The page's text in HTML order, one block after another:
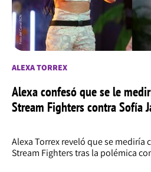
ALEXA TORREX
Alexa confesó que se le
Stream Fighters contra Sofía
Alexa Torrex reveló que se mediría
Stream Fighters tras la polémica